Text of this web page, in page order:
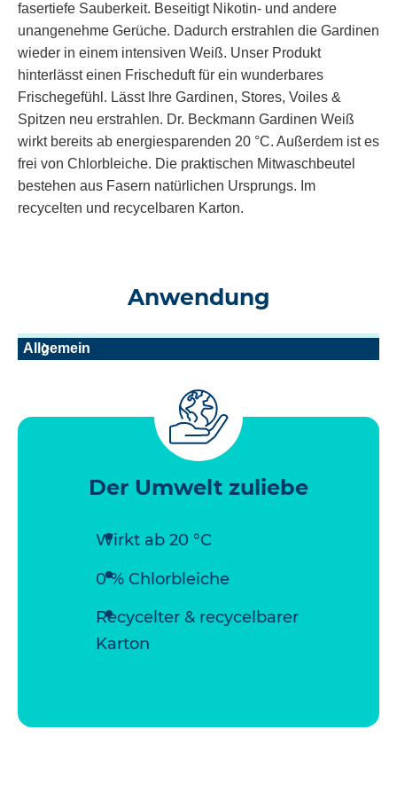
fasertiefe Sauberkeit. Beseitigt Nikotin- und andere
unangenehme Gerüche. Dadurch erstrahlen die Gardinen
wieder in einem intensiven Weiß. Unser Produkt
hinterlässt einen Frischeduft für ein wunderbares
Frischegefühl. Lässt Ihre Gardinen, Stores, Voiles &
Spitzen neu erstrahlen. Dr. Beckmann Gardinen Weiß
wirkt bereits ab energiesparenden 20 °C. Außerdem ist es
frei von Chlorbleiche. Die praktischen Mitwaschbeutel
bestehen aus Fasern natürlichen Ursprungs. Im
recycelten und recycelbaren Karton.
Anwendung
Allgemein
Der Umwelt zuliebe
Wirkt ab 20 °C
0 % Chlorbleiche
Recycelter & recycelbarer
Karton